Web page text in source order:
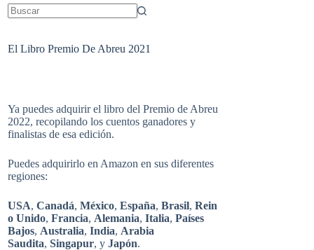
El Libro Premio De Abreu 2021
Ya puedes adquirir el libro del Premio de Abreu
2022, recopilando los cuentos ganadores y
finalistas de esa edición.
Puedes adquirirlo en Amazon en sus diferentes
regiones:
USA,Canadá,México,España,Brasil,Rein
o Unido,Francia, Alemania,Italia,Países
Bajos, Australia,India, Arabia
Saudita,Singapur, yJapón.